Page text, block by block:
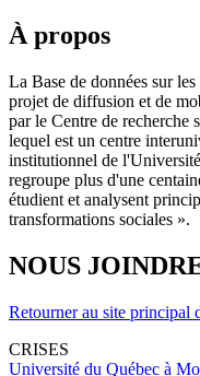
À propos
La Base de données sur
projet de diffusion et de
par le Centre de recherche
lequel est un centre
institutionnel de
regroupe plus d'une
étudient et analysent
transformations sociales ».
NOUS
Retourner au site principal
CRISES
Université du Québec à